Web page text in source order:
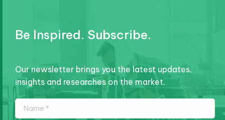
Be Inspired. Subscribe.
Our newsletter brings you the latest updates,
insights and researches on the market.